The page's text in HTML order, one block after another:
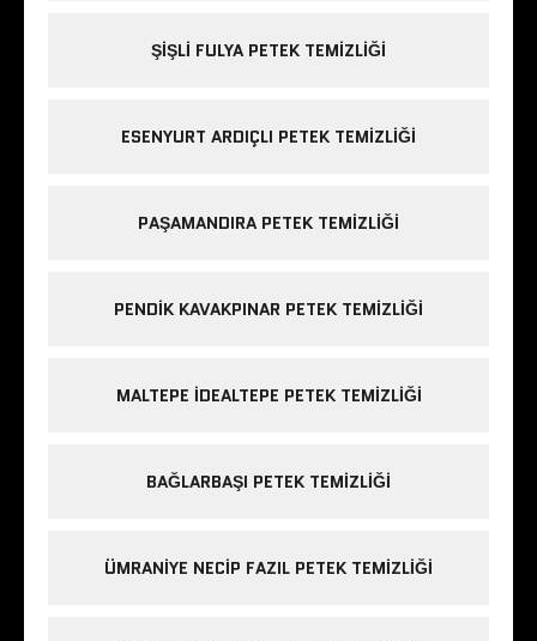
ŞIŞLI FULYA PETEK TEMIZLIĞI
ESENYURT ARDIÇLI PETEK TEMIZLIĞI
PAŞAMANDIRA PETEK TEMIZLIĞI
PENDIK KAVAKPINAR PETEK TEMIZLIĞI
MALTEPE IDEALTEPE PETEK TEMIZLIĞI
BAĞLARBAŞI PETEK TEMIZLIĞI
ÜMRANIYE NECIP FAZIL PETEK TEMIZLIĞI